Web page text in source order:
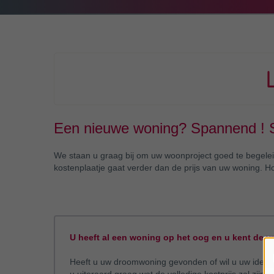
Een nieuwe woning? Spannend !
We staan u graag bij om uw woonproject goed te
kostenplaatje gaat verder dan de prijs van uw woning.
U heeft al een woning op het oog en u kent de
Heeft u uw droomwoning gevonden of wil u uw